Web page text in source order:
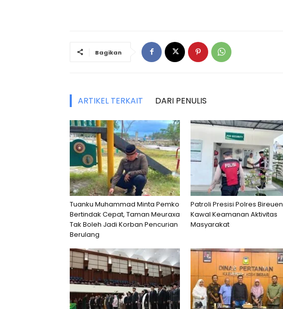
Bagikan
ARTIKEL TERKAIT DARI PENULIS
Tuanku Muhammad Minta Pemko
Bertindak Cepat, Taman Meuraxa
Tak Boleh Jadi Korban Pencurian
Berulang
Patroli Presisi Polres Bireuen
Kawal Keamanan Aktivitas
Masyarakat